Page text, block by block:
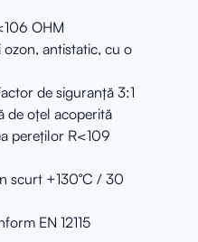
OHM
ozon, antistatic, cu o
de siguranță 3:1
de oțel acoperită
pereților R<109
scurt +130°C / 30
EN 12115